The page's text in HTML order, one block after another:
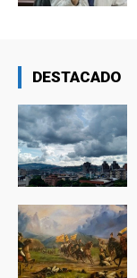
DESTACADO